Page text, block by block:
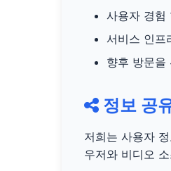
사용자 경험
서비스 인프
향후 방문을
정보 공
저희는 사용자
우저와 비디오